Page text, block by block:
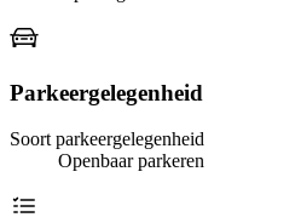
Parkeergelegenheid
Soort parkeergelegenheid
Openbaar parkeren